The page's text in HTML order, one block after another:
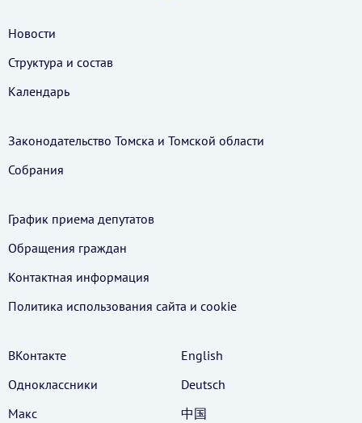
Новости
Структура и состав
Календарь
Законодательство Томска и Томской области
Собрания
График приема депутатов
Обращения граждан
Контактная информация
Политика использования cайта и cookie
ВКонтакте
Одноклассники
Макс
English
Deutsch
中国